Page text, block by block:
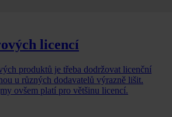
licencí
produktů je třeba dodržovat licenční
u různých dodavatelů výrazně lišit.
ovšem platí pro většinu licencí.